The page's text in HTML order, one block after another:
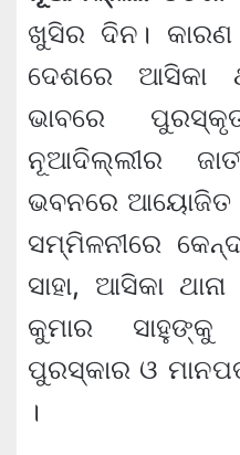
ଖୁସିର ଦିନ। କାରଣ
ଦେଶରେ ଆସିକା
ଭାବରେ
ନୂଆଦିଲ୍ଲୀର
ଭବନରେ
ସମ୍ମିଳନୀରେ
ସାହା, ଆସିକା
କୁମାର
ପୁରସ୍କାର ଓ
।